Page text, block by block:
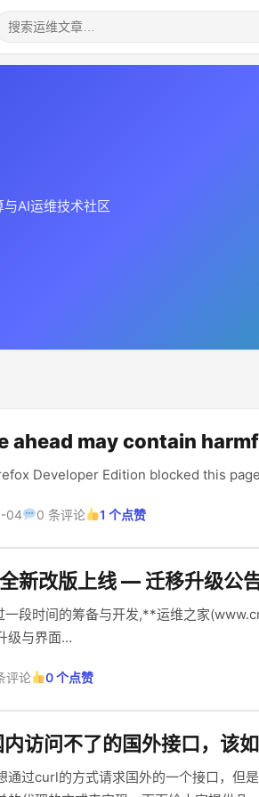
AI运维技术社区
ahead may contain
Developer Edition blocked this
04 0 条评论 1 个点赞
新改版上线 — 迁移升级公
一段时间的筹备与开发,**运维之家
级与界面…
评论 0 个点赞
访问不了的国外接口，该如
通过curl的方式请求国外的一个接口，但